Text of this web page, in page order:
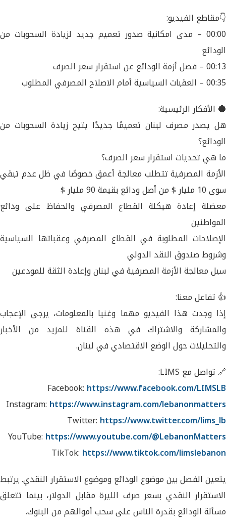
👇مقاطع الفيديو:
00:00 – مدى امكانية صدور تعميم جديد لزيادة السحوبات من
الودائع
00:13 – فصل أزمة الودائع عن استقرار سعر الصرف
00:35 – العقبات السياسية أمام الاصلاح المصرفي المطلوب
🔵 الأفكار الرئيسية:
هل يصدر مصرف لبنان تعميمًا جديدًا يتيح زيادة السحوبات من
الودائع؟
ما هي تحديات استقرار سعر الصرف؟
الأزمة المصرفية تتطلب معالجة أعمق خصوصًا في ظل عدم تبقي
سوى 10 مليار $ من أصل ودائع بقيمة 90 مليار $
معضلة إعادة هيكلة القطاع المصرفي والحفاظ على ودائع
المواطنين
الإصلاحات المطلوبة في القطاع المصرفي وعقباتها السياسية
وشروط صندوق النقد الدولي
سبل معالجة الأزمة المصرفية في لبنان وإعادة الثقة للمودعين
👍 تفاعل معنا:
إذا وجدت هذا الفيديو مهما وغنيا بالمعلومات، يرجى الإعجاب
والمشاركة والاشتراك في هذه القناة للمزيد من الأخبار
والتحليلات حول الوضع الاقتصادي في لبنان.
🔗 تواصل مع LIMS:
Facebook: https://www.facebook.com/LIMSLB
Instagram: https://www.instagram.com/lebanonmatters
Twitter: https://www.twitter.com/lims_lb
YouTube: https://www.youtube.com/@LebanonMatters
TikTok: https://www.tiktok.com/limslebanon
يتعين الفصل بين موضوع الودائع وموضوع الاستقرار النقدي. يرتبط
الاستقرار النقدي بسعر صرف الليرة مقابل الدولار، بينما تتعلق
مسألة الودائع بقدرة الناس على سحب أموالهم من البنوك.